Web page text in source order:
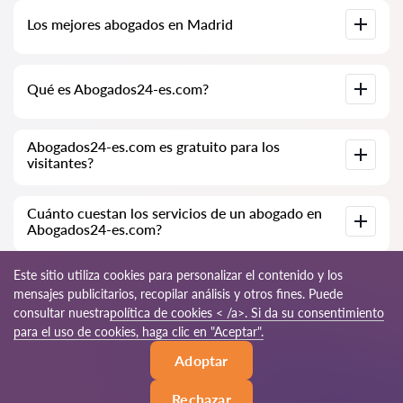
especialmente para usted. Biografías completas de los
abogados con números de teléfono.
Los mejores abogados en Madrid
información completa. Precios, opiniones, números de
teléfono y direcciones.
Qué es Abogados24-es.com?
Ayudamos a personas físicas y jurídicas, así como a empresas
extranjeras.
Abogados24-es.com es gratuito para los
visitantes?
sin embargo, los servicios y consultas prestados por los
abogados son de pago.
Cuánto cuestan los servicios de un abogado en
Abogados24-es.com?
El costo de la consulta y los servicios de nuestros
especialistas depende de la complejidad de la cuestión y del
volumen de trabajo; normalmente, la consulta por teléfono
(en línea) varía de 70 a 150 EUR. El costo del contrato se
discute de forma individual.© 2026 Abogados24-es.com
Mapa del sitio
Este sitio utiliza cookies para personalizar el contenido y los
mensajes publicitarios, recopilar análisis y otros fines. Puede
consultar nuestrapolítica de cookies < /a>. Si da su consentimiento
para el uso de cookies, haga clic en "Aceptar".
Adoptar
Rechazar